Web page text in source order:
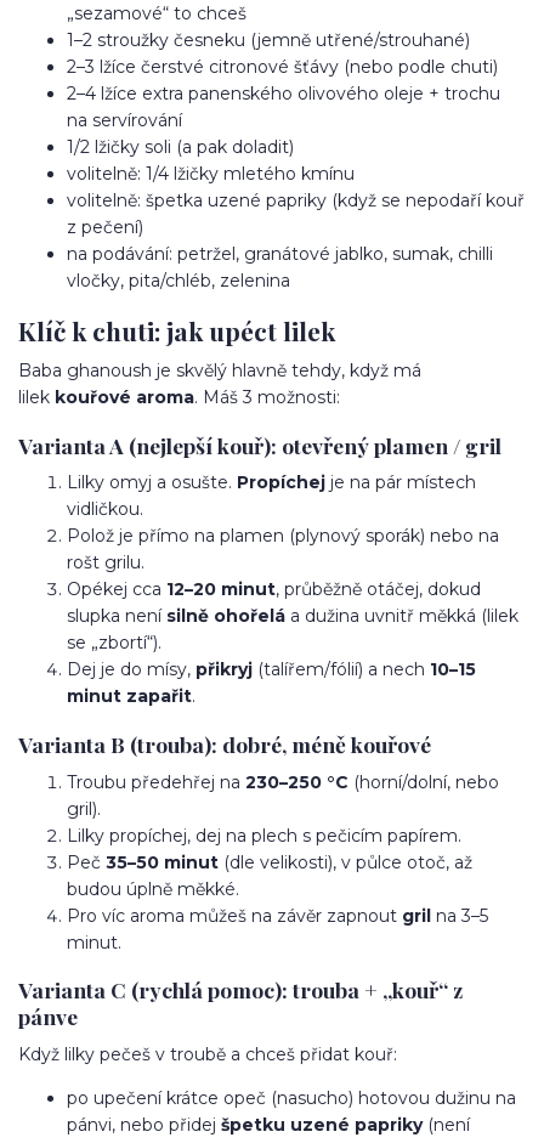
„sezamové“ to chceš
1–2 stroužky česneku (jemně utřené/strouhané)
2–3 lžíce čerstvé citronové šťávy (nebo podle chuti)
2–4 lžíce extra panenského olivového oleje + trochu
na servírování
1/2 lžičky soli (a pak doladit)
volitelně: 1/4 lžičky mletého kmínu
volitelně: špetka uzené papriky (když se nepodaří kouř
z pečení)
na podávání: petržel, granátové jablko, sumak, chilli
vločky, pita/chléb, zelenina
Klíč k chuti: jak upéct lilek
Baba ghanoush je skvělý hlavně tehdy, když má
lilek kouřové aroma. Máš 3 možnosti:
Varianta A (nejlepší kouř): otevřený plamen / gril
Lilky omyj a osušte. Propíchej je na pár místech
vidličkou.
Polož je přímo na plamen (plynový sporák) nebo na
rošt grilu.
Opékej cca 12–20 minut, průběžně otáčej, dokud
slupka není silně ohořelá a dužina uvnitř měkká (lilek
se „zbortí“).
Dej je do mísy, přikryj (talířem/fólií) a nech 10–15
minut zapařit.
Varianta B (trouba): dobré, méně kouřové
Troubu předehřej na 230–250 °C (horní/dolní, nebo
gril).
Lilky propíchej, dej na plech s pečicím papírem.
Peč 35–50 minut (dle velikosti), v půlce otoč, až
budou úplně měkké.
Pro víc aroma můžeš na závěr zapnout gril na 3–5
minut.
Varianta C (rychlá pomoc): trouba + „kouř“ z
pánve
Když lilky pečeš v troubě a chceš přidat kouř:
po upečení krátce opeč (nasucho) hotovou dužinu na
pánvi, nebo přidej špetku uzené papriky(není